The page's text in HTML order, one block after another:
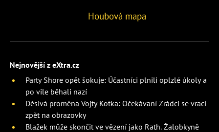
Houbová mapa
Nejnovější z eXtra.cz
Party Shore opět šokuje: Účastníci plnili oplzlé úkoly a
po vile běhali nazí
Děsivá proměna Vojty Kotka: Očekávaní Zrádci se vrací
zpět na obrazovky
Blažek může skončit ve vězení jako Rath. Žalobkyně